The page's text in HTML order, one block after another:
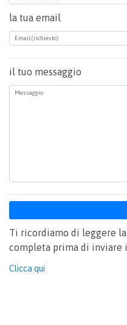
la tua email
il tuo messaggio
Ti ricordiamo di leggere
completa prima di inviare
Clicca qui